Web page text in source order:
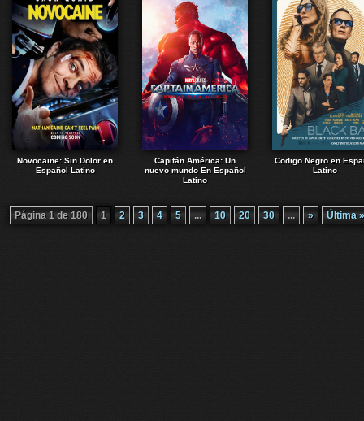
Novocaine: Sin Dolor en
Español Latino
Capitán América: Un
nuevo mundo En Español
Latino
Codigo Negro en
Latino
Página 1 de 180 1 2 3 4 5 ... 10 20 30 ... » Última »